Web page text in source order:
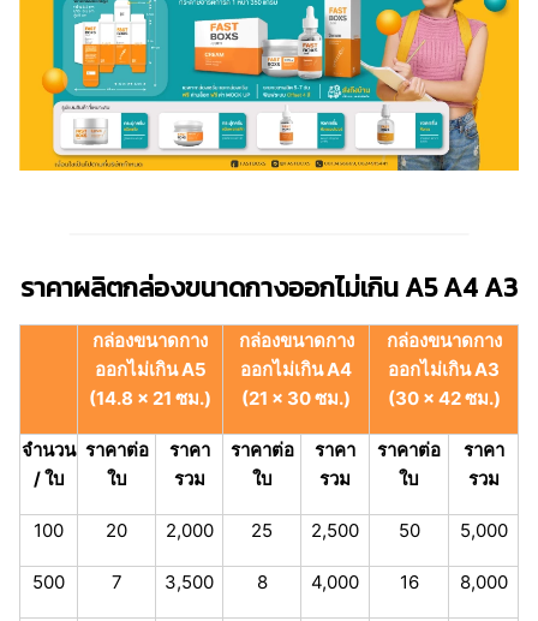
ราคาผลิตกล่องขนาดกางออกไม่เกิน A5 A4 A3
กล่องขนาดกาง
ออกไม่เกิน A5
(14.8 x 21 ซม.)
กล่องขนาดกาง
ออกไม่เกิน A4
(21 x 30 ซม.)
กล่องขนาดกาง
ออกไม่เกิน A3
(30 x 42 ซม.)
จำนวน
/ ใบ
ราคาต่อ
ใบ
ราคา
รวม
ราคาต่อ
ใบ
ราคา
รวม
ราคาต่อ
ใบ
ราคา
รวม
100 20 2,000 25 2,500 50 5,000
500 7 3,500 8 4,000 16 8,000